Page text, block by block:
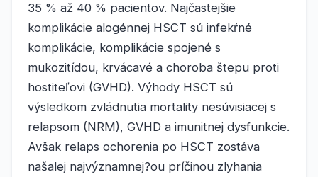
35 % až 40 % pacientov. Najčastejšie
komplikácie alogénnej HSCT sú infekŕné
komplikácie, komplikácie spojené s
mukozitídou, krvácavé a choroba štepu proti
hostiteľovi (GVHD). Výhody HSCT sú
výsledkom zvládnutia mortality nesúvisiacej s
relapsom (NRM), GVHD a imunitnej dysfunkcie.
Avšak relaps ochorenia po HSCT zostáva
našalej najvýznamnej?ou príčinou zlyhania